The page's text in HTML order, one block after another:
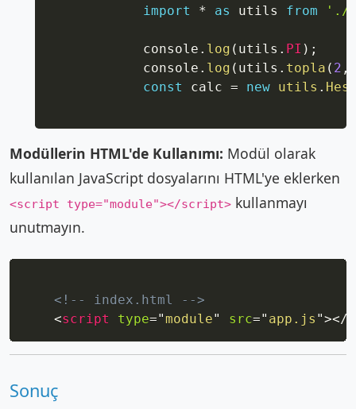
import
* as utils from './
            console
. log ( utils . PI ) ;
            console
. log ( utils . topla ( 2 ,
const
calc = new utils .
Modüllerin HTML'de Kullanımı: Modül olarak
kullanılan JavaScript dosyalarını HTML'ye eklerken
<script type="module"></script> kullanmayı
unutmayın.
<!-- index.html -->
<script type="module" src=" app.js "></
Sonuç